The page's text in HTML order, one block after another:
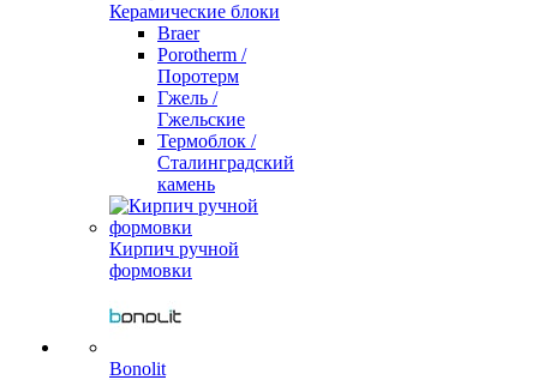
Керамические блоки
Braer
Porotherm /
Поротерм
Гжель /
Гжельские
Термоблок /
Сталинградский
камень
Кирпич ручной
формовки
Bonolit